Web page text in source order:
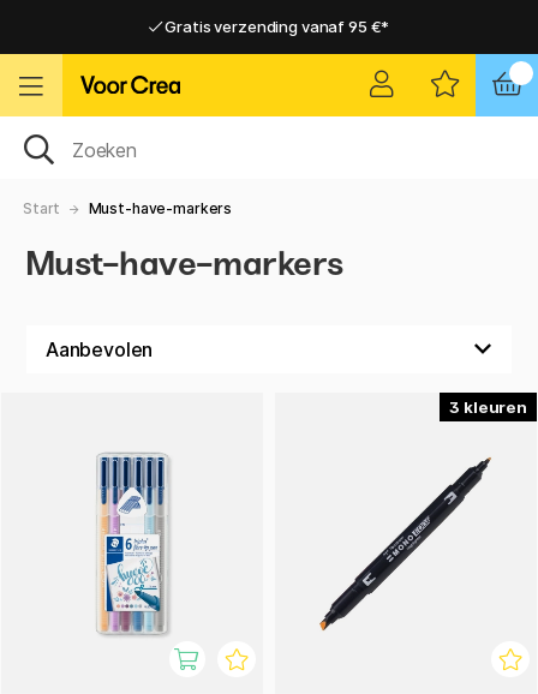
Gratis verzending vanaf 95 €*
Gratis verzending vanaf 95 €*
Start Must-have-markers
Must-have-markers
3